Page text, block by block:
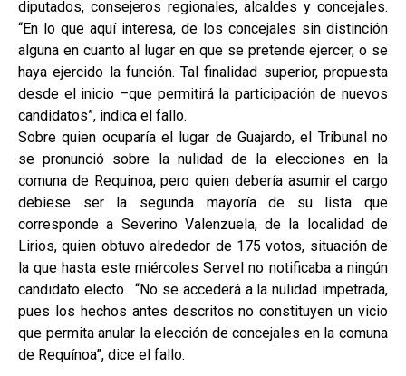
diputados, consejeros regionales, alcaldes y concejales.
“En lo que aquí interesa, de los concejales sin distinción
alguna en cuanto al lugar en que se pretende ejercer, o se
haya ejercido la función. Tal finalidad superior, propuesta
desde el inicio –que permitirá la participación de nuevos
candidatos”, indica el fallo.
Sobre quien ocuparía el lugar de Guajardo, el Tribunal no
se pronunció sobre la nulidad de la elecciones en la
comuna de Requinoa, pero quien debería asumir el cargo
debiese ser la segunda mayoría de su lista que
corresponde a Severino Valenzuela, de la localidad de
Lirios, quien obtuvo alrededor de 175 votos, situación de
la que hasta este miércoles Servel no notificaba a ningún
candidato electo. “No se accederá a la nulidad impetrada,
pues los hechos antes descritos no constituyen un vicio
que permita anular la elección de concejales en la comuna
de Requínoa”, dice el fallo.